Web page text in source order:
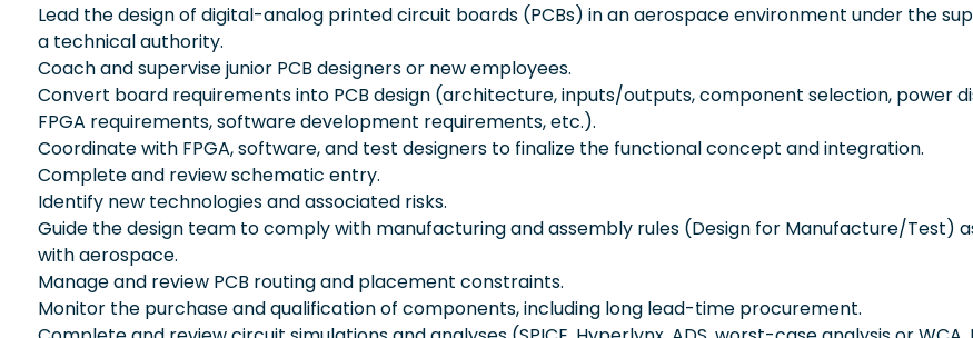
Lead the design of digital-analog printed circuit boards (PCBs) in an aerospace environment under the
a technical authority.
Coach and supervise junior PCB designers or new employees.
Convert board requirements into PCB design (architecture, inputs/outputs, component selection, power
FPGA requirements, software development requirements, etc.).
Coordinate with FPGA, software, and test designers to finalize the functional concept and integration.
Complete and review schematic entry.
Identify new technologies and associated risks.
Guide the design team to comply with manufacturing and assembly rules (Design for Manufacture/Test)
with aerospace.
Manage and review PCB routing and placement constraints.
Monitor the purchase and qualification of components, including long lead-time procurement.